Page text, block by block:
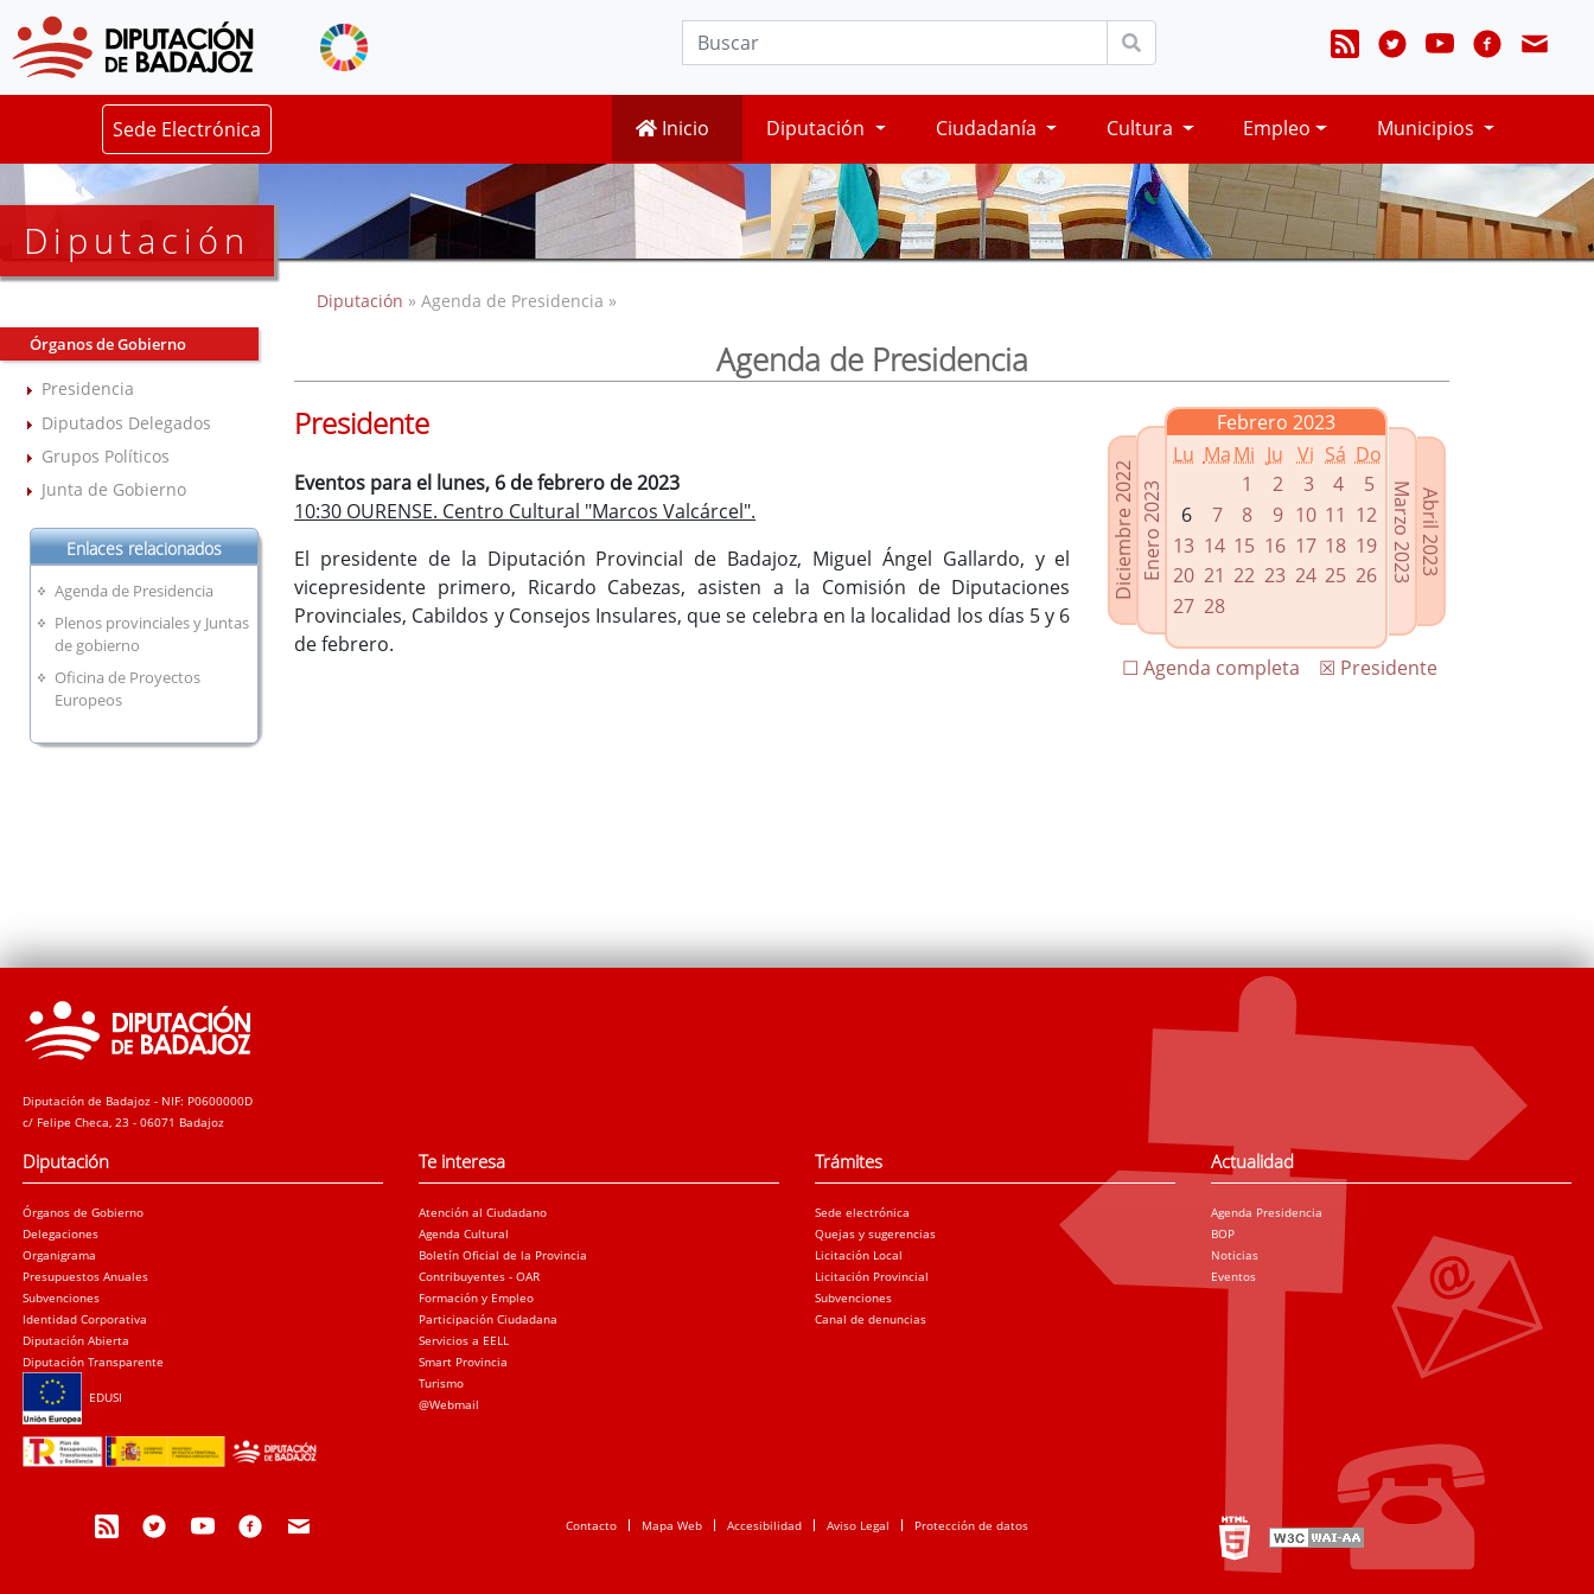
Sede Electrónica Inicio Diputación Ciudadanía Cultura Empleo Municipios
Diputación
Órganos de Gobierno
Presidencia
Diputados Delegados
Grupos Políticos
Junta de Gobierno
Enlaces relacionados
Agenda de Presidencia
Plenos provinciales y Juntas
de gobierno
Oficina de Proyectos
Europeos
Diputación » Agenda de Presidencia »
Agenda de Presidencia
Diciembre 2022Enero 2023
Febrero 2023
Lu MaMi Ju Vi Sá Do
1
2 3 4
5
6
7 8 9 10 11 12
13 14 15 16 17 18 19
20 21 22 23 24 25 26
27 28
Abril 2023
Marzo 2023
☒ Presidente
☐ Agenda completa
Presidente
Eventos para el lunes, 6 de febrero de 2023
10:30 OURENSE. Centro Cultural "Marcos Valcárcel".
El presidente de la Diputación Provincial de Badajoz, Miguel Ángel Gallardo, y el
vicepresidente primero, Ricardo Cabezas, asisten a la Comisión de Diputaciones
Provinciales, Cabildos y Consejos Insulares, que se celebra en la localidad los días 5 y 6
de febrero.
Diputación de Badajoz - NIF: P0600000D
c/ Felipe Checa, 23 - 06071 Badajoz
Diputación
Órganos de Gobierno
Delegaciones
Organigrama
Presupuestos Anuales
Subvenciones
Identidad Corporativa
Diputación Abierta
Diputación Transparente
EDUSI
Te interesa
Atención al Ciudadano
Agenda Cultural
Boletín Oficial de la Provincia
Contribuyentes - OAR
Formación y Empleo
Participación Ciudadana
Servicios a EELL
Smart Provincia
Turismo
@Webmail
Trámites
Sede electrónica
Quejas y sugerencias
Licitación Local
Licitación Provincial
Subvenciones
Canal de denuncias
Actualidad
Agenda Presidencia
BOP
Noticias
Eventos
Contacto Mapa Web Accesibilidad Aviso Legal Protección de datos